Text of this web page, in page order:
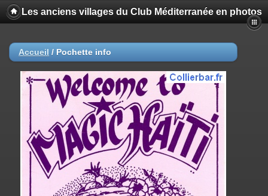
Les anciens villages du Club Méditerranée en photos
Accueil / Pochette info